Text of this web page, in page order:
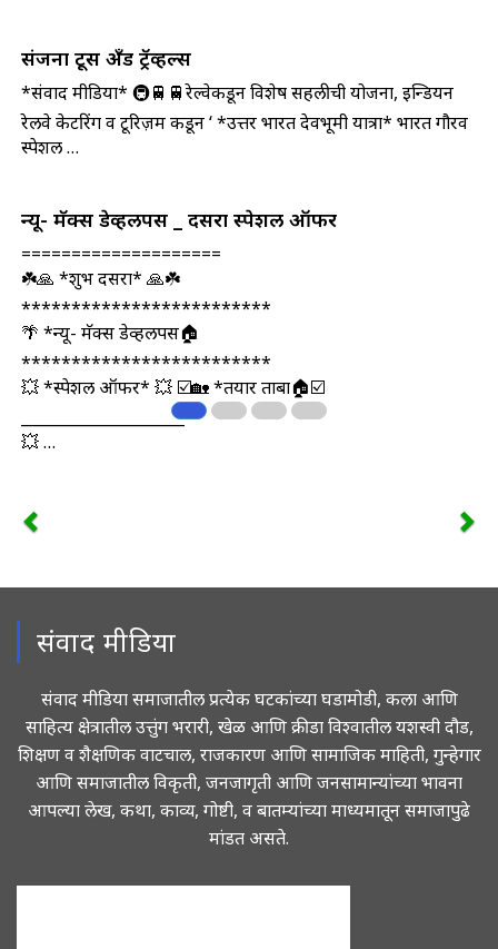
संजना टूर्स अँड ट्रॅव्हल्स
*संवाद मीडिया* 🚇🚆🚆रेल्वेकडून विशेष सहलीची योजना, इन्डियन
रेलवे केटरिंग व टूरिज़म कडून ‘ *उत्तर भारत देवभूमी यात्रा* भारत गौरव
स्पेशल …
न्यू- मॅक्स डेव्हलपर्स _ दसरा स्पेशल ऑफर
====================
☘️🙏 *शुभ दसरा* 🙏☘️
*************************
🌴 *न्यू- मॅक्स डेव्हलपर्स🏠
*************************
💥 *स्पेशल ऑफर* 💥 ☑️🏡 *तयार ताबा🏠☑️
_____________________
💥 …
संवाद मीडिया
संवाद मीडिया समाजातील प्रत्येक घटकांच्या घडामोडी, कला आणि
साहित्य क्षेत्रातील उत्तुंग भरारी, खेळ आणि क्रीडा विश्वातील यशस्वी दौड,
शिक्षण व शैक्षणिक वाटचाल, राजकारण आणि सामाजिक माहिती, गुन्हेगार
आणि समाजातील विकृती, जनजागृती आणि जनसामान्यांच्या भावना
आपल्या लेख, कथा, काव्य, गोष्टी, व बातम्यांच्या माध्यमातून समाजापुढे
मांडत असते.